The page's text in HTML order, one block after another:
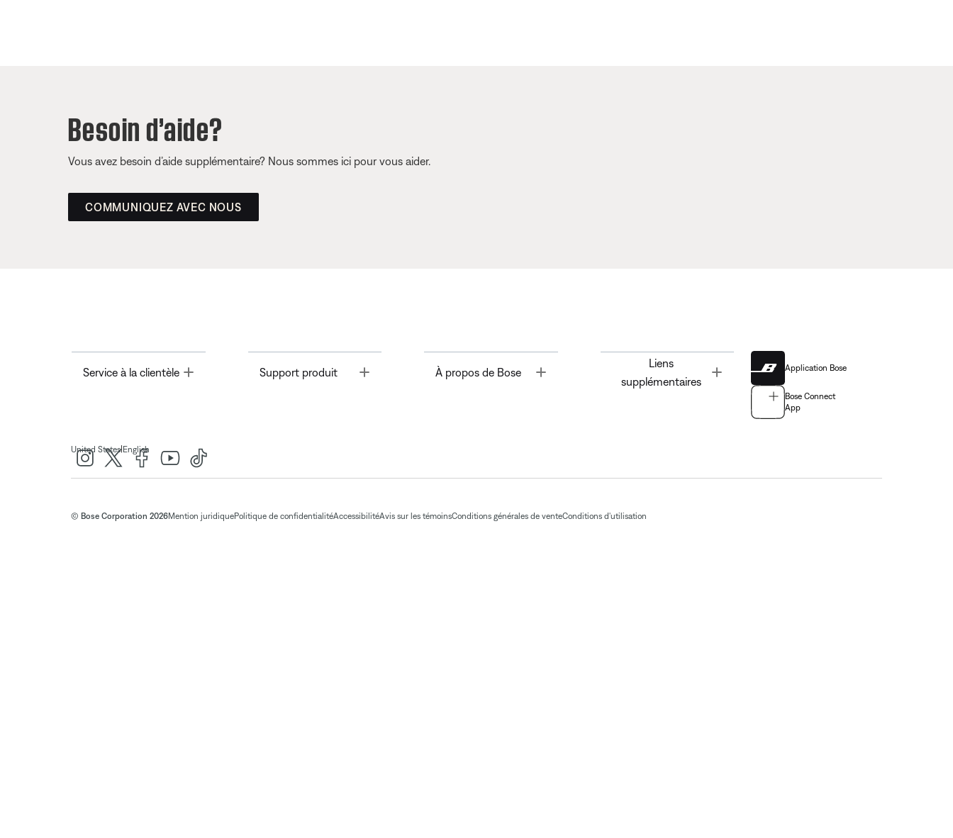
Besoin d’aide?
Vous avez besoin d’aide supplémentaire? Nous sommes ici pour vous aider.
COMMUNIQUEZ AVEC NOUS
Service à la clientèle Toggle Support produit À propos de Bose Toggle
Liens
supplémentaires
Application Bose
Bose Connect
App
United States| English
© Bose Corporation 2026Mention juridiquePolitique de confidentialitéAccessibilitéAvis sur les témoinsConditions générales de venteConditions d'utilisation